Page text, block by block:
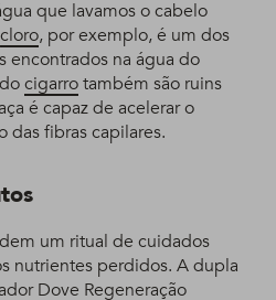
que lavamos o cabelo
cloro, por exemplo, é um dos
na água do
cigarrotambém são ruins
é capaz de acelerar o
das fibras capilares.
um ritual de cuidados
nutrientes perdidos. A dupla
Dove Regeneração